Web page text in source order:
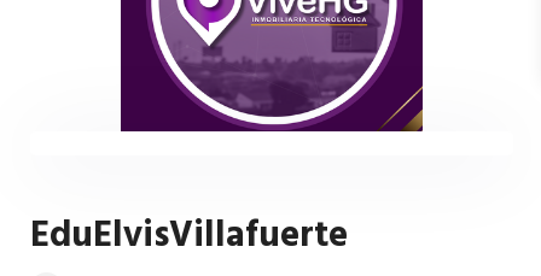
EduElvisVillafuerte